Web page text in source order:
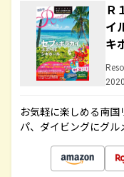
Ｒ
イ
キ
お気軽に楽しめる南
パ、ダイビングにグル